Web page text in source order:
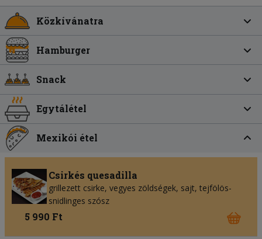
Közkívánatra
Hamburger
Snack
Egytálétel
Mexikói étel
Csirkés quesadilla
grillezett csirke, vegyes zöldségek, sajt, tejfölös-
snidlinges szósz
5 990 Ft